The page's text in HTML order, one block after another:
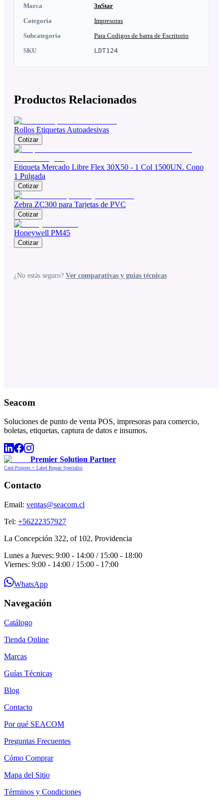
Marca
3nStar
Categoria
Impresoras
Subcategoria
Para Codigos de barra de Escritorio
SKU
LDT124
Productos Relacionados
Rollos Etiquetas Autoadesivas
Cotizar
Etiqueta Mercado Libre Flex 30X50 - 1 Col 1500UN. Cono
1 Pulgada
Cotizar
Zebra ZC300 para Tarjetas de PVC
Cotizar
Honeywell PM45
Cotizar
¿No estás seguro? Ver comparativas y guías técnicas
Seacom
Soluciones de punto de venta POS, impresoras para comercio,
boletas, etiquetas, captura de datos e insumos.
Premier Solution Partner
Card Printers + Label Repair Specialist
Contacto
Email: ventas@seacom.cl
Tel: +56222357927
La Concepción 322, of 102, Providencia
Lunes a Jueves: 9:00 - 14:00 / 15:00 - 18:00
Viernes: 9:00 - 14:00 / 15:00 - 17:00
WhatsApp
Navegación
Catálogo
Tienda Online
Marcas
Guías Técnicas
Blog
Contacto
Por qué SEACOM
Preguntas Frecuentes
Cómo Comprar
Mapa del Sitio
Términos y Condiciones